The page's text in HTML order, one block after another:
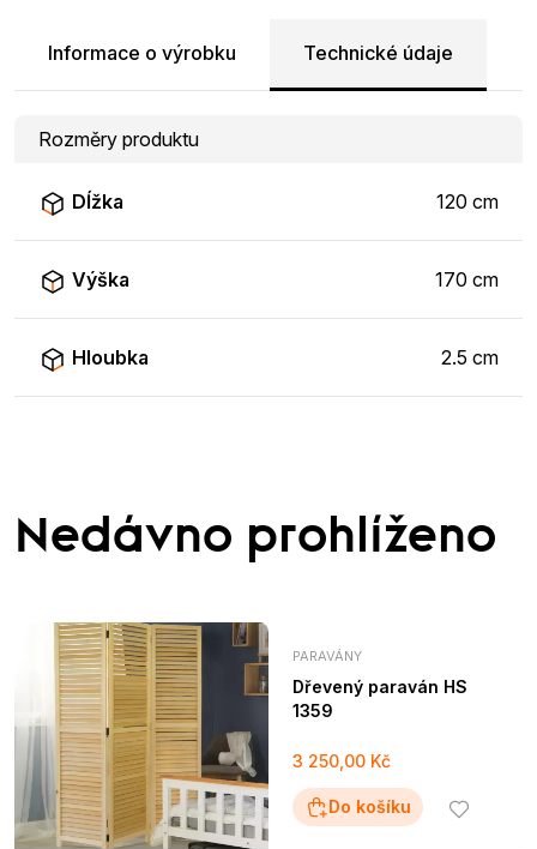
Informace o výrobku Technické údaje
Rozměry produktu
Dĺžka 120 cm
Výška 170 cm
Hloubka 2.5 cm
Nedávno prohlíženo
PARAVÁNY
Dřevený paraván HS
1359
3 250,00 Kč
Do košíku